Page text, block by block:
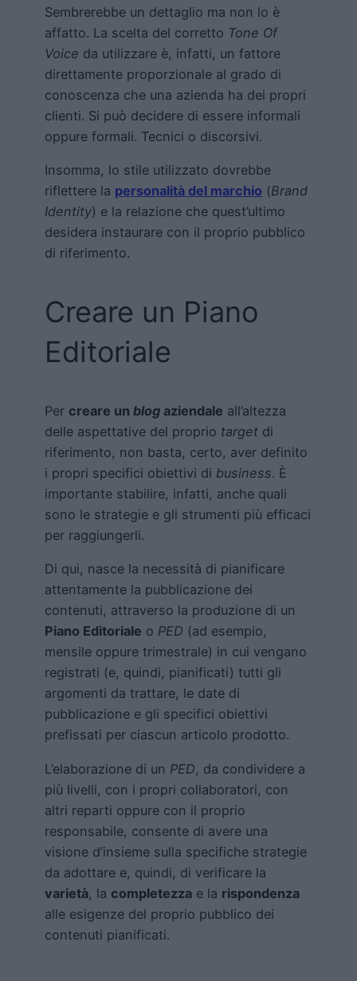
Sembrerebbe un dettaglio ma non lo è
affatto. La scelta del corretto Tone Of
Voice da utilizzare è, infatti, un fattore
direttamente proporzionale al grado di
conoscenza che una azienda ha dei propri
clienti. Si può decidere di essere informali
oppure formali. Tecnici o discorsivi.
Insomma, lo stile utilizzato dovrebbe
riflettere la personalità del marchio (Brand
Identity) e la relazione che quest’ultimo
desidera instaurare con il proprio pubblico
di riferimento.
Creare un Piano
Editoriale
Per creare un blog aziendale all’altezza
delle aspettative del proprio target di
riferimento, non basta, certo, aver definito
i propri specifici obiettivi di business. È
importante stabilire, infatti, anche quali
sono le strategie e gli strumenti più efficaci
per raggiungerli.
Di qui, nasce la necessità di pianificare
attentamente la pubblicazione dei
contenuti, attraverso la produzione di un
Piano Editoriale o PED (ad esempio,
mensile oppure trimestrale) in cui vengano
registrati (e, quindi, pianificati) tutti gli
argomenti da trattare, le date di
pubblicazione e gli specifici obiettivi
prefissati per ciascun articolo prodotto.
L’elaborazione di un PED, da condividere a
più livelli, con i propri collaboratori, con
altri reparti oppure con il proprio
responsabile, consente di avere una
visione d’insieme sulla specifiche strategie
da adottare e, quindi, di verificare la
varietà, la completezza e la rispondenza
alle esigenze del proprio pubblico dei
contenuti pianificati.